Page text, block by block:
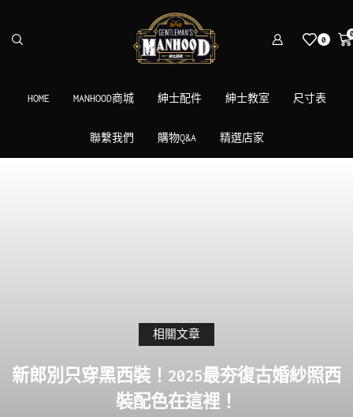
0
HOME MANHOOD商城 紳士配件 紳士教室 尺寸表
聯繫我們 購物Q&A 精選店家
相關文章
新郎別只穿黑西裝！2025最夯復古婚紗照西
裝配色在這裡！